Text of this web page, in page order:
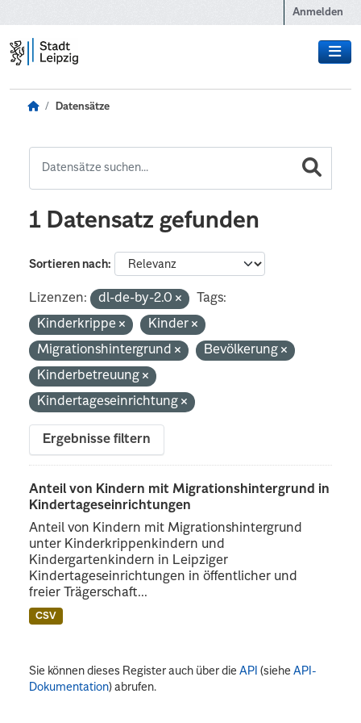
Anmelden
Datensätze
1 Datensatz gefunden
Sortieren nach
Lizenzen: dl-de-by-2.0
Tags:
Kinderkrippe
Kinder
Migrationshintergrund
Bevölkerung
Kinderbetreuung
Kindertageseinrichtung
Ergebnisse filtern
Anteil von Kindern mit Migrationshintergrund in
Kindertageseinrichtungen
Anteil von Kindern mit Migrationshintergrund
unter Kinderkrippenkindern und
Kindergartenkindern in Leipziger
Kindertageseinrichtungen in öffentlicher und
freier Trägerschaft...
CSV
Sie können dieses Register auch über dieAPI (sieheAPI-
Dokumentation) abrufen.